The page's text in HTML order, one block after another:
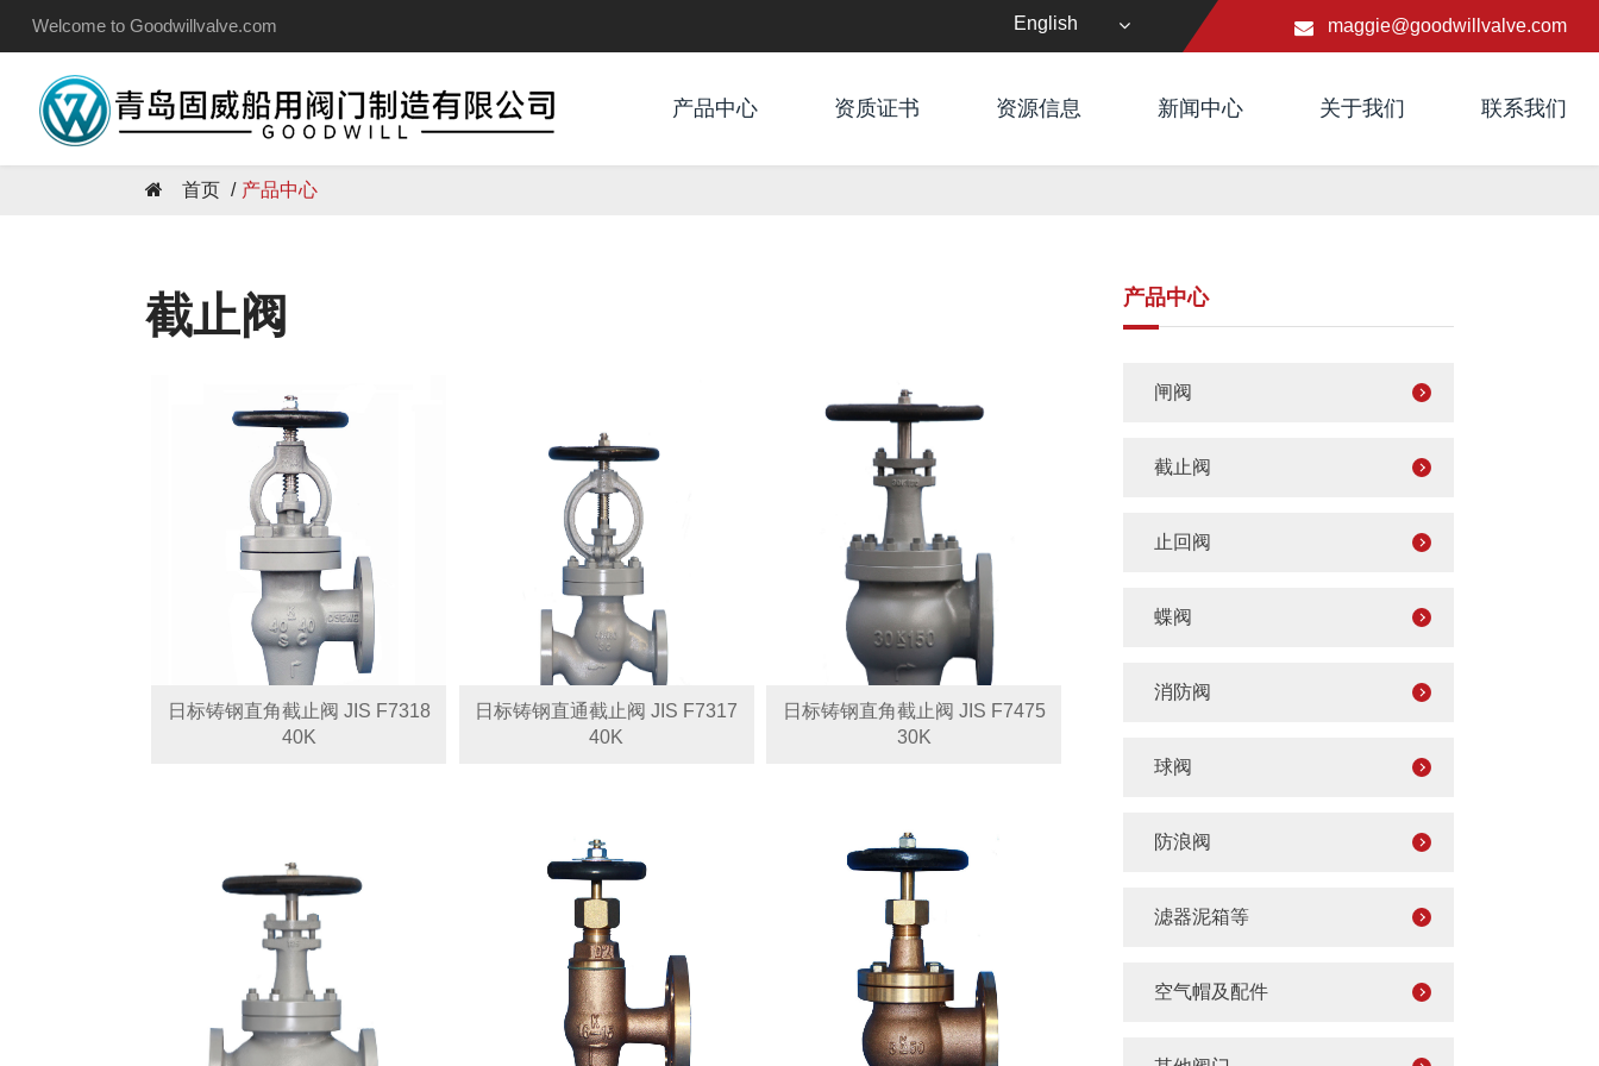
Welcome to Goodwillvalve.com English maggie@goodwillvalve.com
产品中心 资质证书 资源信息 新闻中心 关于我们 联系我们
首页 产品中心
截止阀
日标铸钢直角截止阀 JIS F7318
40K
日标铸钢直通截止阀 JIS F7317
40K
日标铸钢直角截止阀 JIS F7475
30K
产品中心
闸阀
截止阀
止回阀
蝶阀
消防阀
球阀
防浪阀
滤器泥箱等
空气帽及配件